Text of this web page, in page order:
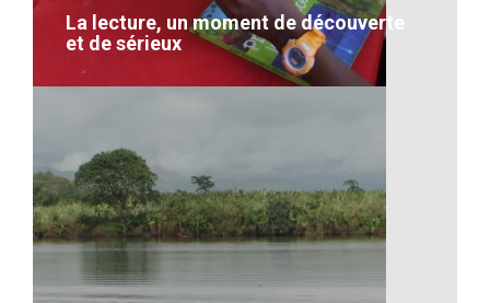
VOIR LE DÉTAIL
La lecture, un moment de découverte
et de sérieux